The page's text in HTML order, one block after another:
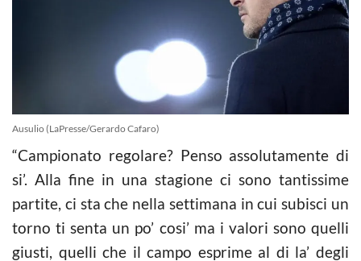
Ausulio (LaPresse/Gerardo Cafaro)
“Campionato regolare? Penso assolutamente di
si’. Alla fine in una stagione ci sono tantissime
partite, ci sta che nella settimana in cui subisci un
torno ti senta un po’ cosi’ ma i valori sono quelli
giusti, quelli che il campo esprime al di la’ degli